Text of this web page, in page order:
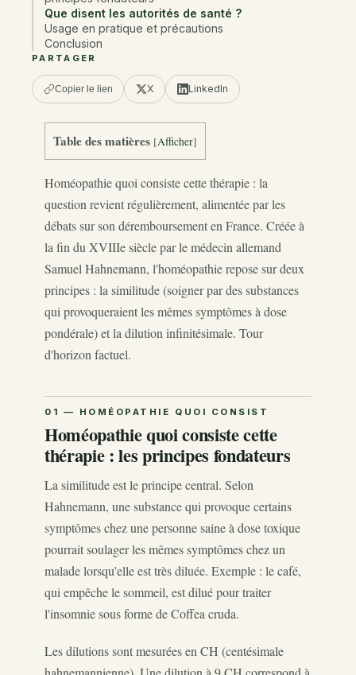
Que disent les autorités de santé ?
Usage en pratique et précautions
Conclusion
PARTAGER
Copier le lien X LinkedIn
Table des matières [Afficher]
Homéopathie quoi consiste cette thérapie : la
question revient régulièrement, alimentée par les
débats sur son déremboursement en France. Créée à
la fin du XVIIIe siècle par le médecin allemand
Samuel Hahnemann, l'homéopathie repose sur deux
principes : la similitude (soigner par des substances
qui provoqueraient les mêmes symptômes à dose
pondérale) et la dilution infinitésimale. Tour
d'horizon factuel.
Homéopathie quoi consiste cette
thérapie : les principes fondateurs
La similitude est le principe central. Selon
Hahnemann, une substance qui provoque certains
symptômes chez une personne saine à dose toxique
pourrait soulager les mêmes symptômes chez un
malade lorsqu'elle est très diluée. Exemple : le café,
qui empêche le sommeil, est dilué pour traiter
l'insomnie sous forme de Coffea cruda.
Les dilutions sont mesurées en CH (centésimale